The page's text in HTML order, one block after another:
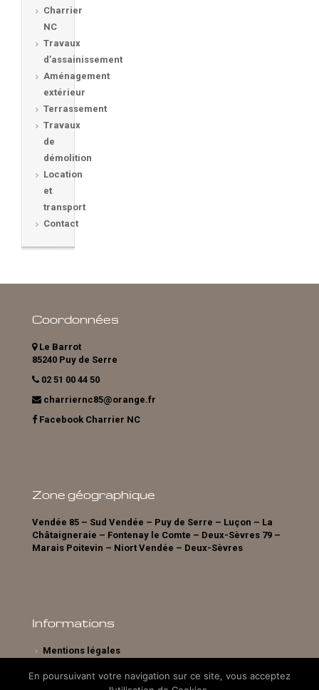
Charrier
NC
Travaux
d’assainissement
Aménagement
extérieur
Terrassement
Travaux
de
démolition
Location
et
transport
Contact
Coordonnées
Le Barrot
85240 Puy de Serre
02 51 00 44 50
charriernc85@orange.fr
Facebook Charrier NC
Zone géographique
Vendée 85 – Sud Vendée – Puy de Serre – Luçon – La
Châtaigneraie – Fontenay le Comte – Deux-Sèvres 79 –
Marais Poitevin – Niort Vendée – Deux-Sèvres
Informations
Mentions légales
En poursuivant votre navigation sur ce site, vous acceptez